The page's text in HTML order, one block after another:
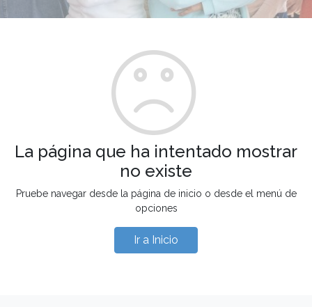
La página que ha intentado mostrar
no existe
Pruebe navegar desde la página de inicio o desde el menú de
opciones
Ir a Inicio